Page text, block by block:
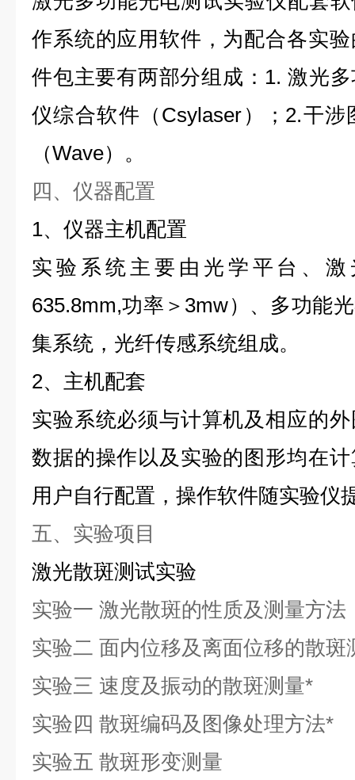
作系统的应用软件，为配合各实
件包主要有两部分组成：1. 激光
仪综合软件（ Csylaser ）；2.干涉
（Wave）。
四、仪器配置
1、仪器主机配置
实验系统主要由光学平台、激
635.8mm,功率＞3mw）、多功能
集系统，光纤传感系统组成。
2、主机配套
实验系统必须与计算机及相应的
数据的操作以及实验的图形均在
用户自行配置， 操作软件随实验仪
五、实验项目
激光散斑测试实验
实验一 激光散斑的性质及测量方法
实验二 面内位移及离面位移的散斑
实验三 速度及振动的散斑测量*
实验四 散斑编码及图像处理方法*
实验五 散斑形变测量